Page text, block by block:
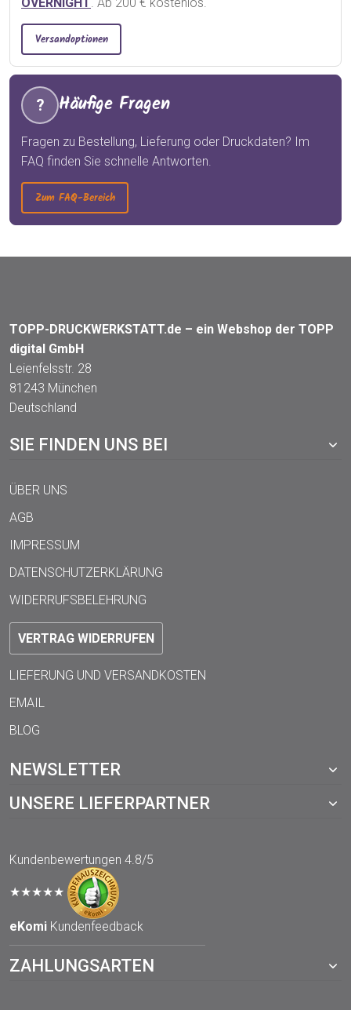
Versandoptionen
? Häufige Fragen
Fragen zu Bestellung, Lieferung oder Druckdaten? Im
FAQ finden Sie schnelle Antworten.
Zum FAQ-Bereich
TOPP-DRUCKWERKSTATT.de – ein Webshop der TOPP
digital GmbH
Leienfelsstr. 28
81243 München
Deutschland
SIE FINDEN UNS BEI
ÜBER UNS
AGB
IMPRESSUM
DATENSCHUTZERKLÄRUNG
WIDERRUFSBELEHRUNG
VERTRAG WIDERRUFEN
LIEFERUNG UND VERSANDKOSTEN
EMAIL
BLOG
NEWSLETTER
UNSERE LIEFERPARTNER
Kundenbewertungen 4.8/5
★★★★★
eKomi Kundenfeedback
ZAHLUNGSARTEN